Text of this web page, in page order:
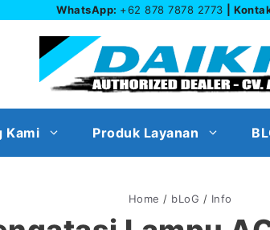
WhatsApp: +62 878 7878 2773 |
Kami Produk Layanan
Home / bLoG / Info